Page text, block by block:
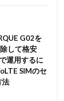
G02を
して格安
運用するに
SIMのセ
法